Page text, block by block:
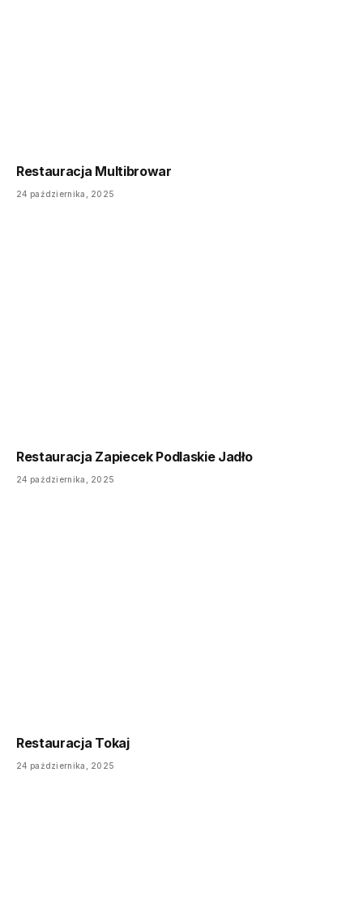
Restauracja Multibrowar
24 października, 2025
Restauracja Zapiecek Podlaskie Jadło
24 października, 2025
Restauracja Tokaj
24 października, 2025